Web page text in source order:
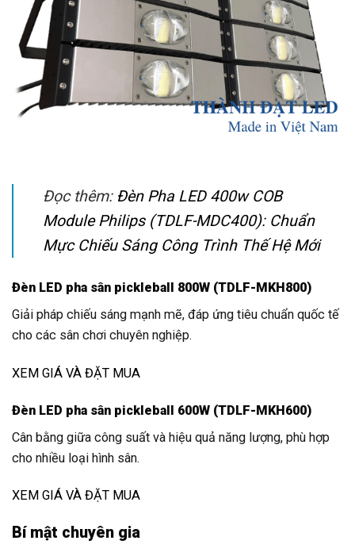
Đọc thêm: Đèn Pha LED 400w COB
Module Philips (TDLF-MDC400): Chuẩn
Mực Chiếu Sáng Công Trình Thế Hệ Mới
Đèn LED pha sân pickleball 800W (TDLF-MKH800)
Giải pháp chiếu sáng mạnh mẽ, đáp ứng tiêu chuẩn quốc tế
cho các sân chơi chuyên nghiệp.
XEM GIÁ VÀ ĐẶT MUA
Đèn LED pha sân pickleball 600W (TDLF-MKH600)
Cân bằng giữa công suất và hiệu quả năng lượng, phù hợp
cho nhiều loại hình sân.
XEM GIÁ VÀ ĐẶT MUA
Bí mật chuyên gia